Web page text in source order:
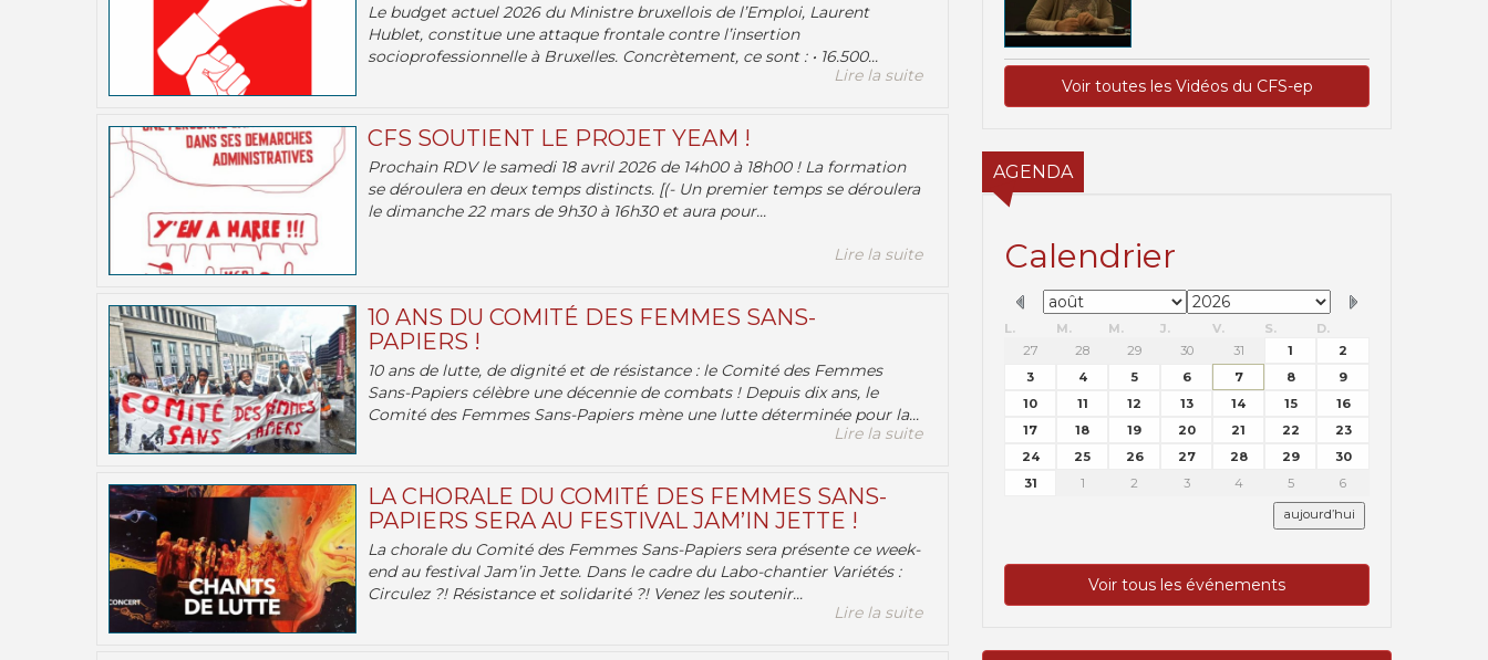
Le budget actuel 2026 du Ministre bruxellois de l’Emploi, Laurent
Hublet, constitue une attaque frontale contre l’insertion
socioprofessionnelle à Bruxelles. Concrètement, ce sont : • 16.500...
Lire la suite
CFS SOUTIENT LE PROJET YEAM !
Prochain RDV le samedi 18 avril 2026 de 14h00 à 18h00 ! La formation
se déroulera en deux temps distincts. [(- Un premier temps se déroulera
le dimanche 22 mars de 9h30 à 16h30 et aura pour...
Lire la suite
10 ANS DU COMITÉ DES FEMMES SANS-
PAPIERS !
10 ans de lutte, de dignité et de résistance : le Comité des Femmes
Sans-Papiers célèbre une décennie de combats ! Depuis dix ans, le
Comité des Femmes Sans-Papiers mène une lutte déterminée pour la...
Lire la suite
LA CHORALE DU COMITÉ DES FEMMES SANS-
PAPIERS SERA AU FESTIVAL JAM’IN JETTE !
La chorale du Comité des Femmes Sans-Papiers sera présente ce week-
end au festival Jam’in Jette. Dans le cadre du Labo-chantier Variétés :
Circulez ?! Résistance et solidarité ?! Venez les soutenir...
Lire la suite
Voir toutes les Vidéos du CFS-ep
AGENDA
Calendrier
L. M. M. J. V. S.
D.
27
28 29 30 31 1
2
3
4 5 6 7 8
9
10
11 12 13 14 15
16
17
18 19 20 21 22
23
24
25 26 27 28 29
30
31
1 2 3 4 5 6
aujourd’hui
Voir tous les événements